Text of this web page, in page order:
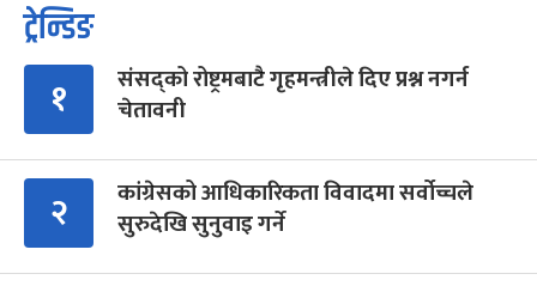
ट्रेन्डिङ
१
संसद्को रोष्ट्रमबाटै गृहमन्त्रीले दिए प्रश्न नगर्न
चेतावनी
२
कांग्रेसको आधिकारिकता विवादमा सर्वोच्चले
सुरुदेखि सुनुवाइ गर्ने